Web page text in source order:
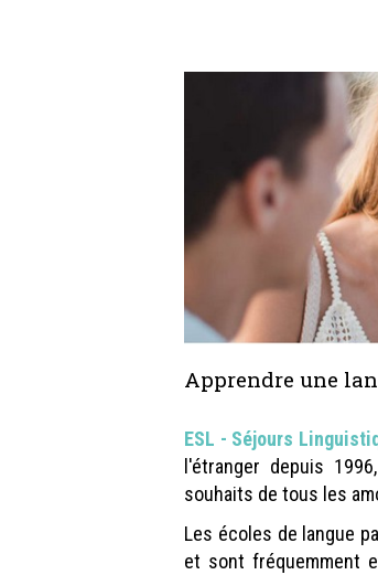
Apprendre
ESL - Séjours
l'étranger depuis
souhaits de tous les
Les écoles de langue
et sont fréquemment